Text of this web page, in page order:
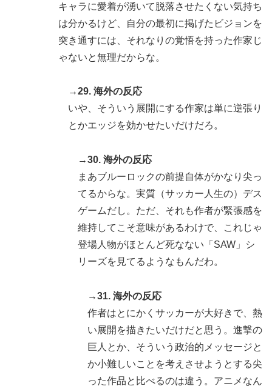
キャラに愛着が湧いて脱落させたくない気持ち
は分かるけど、自分の最初に掲げたビジョンを
突き通すには、それなりの覚悟を持った作家じ
ゃないと無理だからな。
→29. 海外の反応
いや、そういう展開にする作家は単に逆張り
とかエッジを効かせたいだけだろ。
→30. 海外の反応
まあブルーロックの前提自体がかなり尖っ
てるからな。実質（サッカー人生の）デス
ゲームだし。ただ、それも作者が緊張感を
維持してこそ意味があるわけで、これじゃ
登場人物がほとんど死なない「SAW」シ
リーズを見てるようなもんだわ。
→31. 海外の反応
作者はとにかくサッカーが大好きで、熱
い展開を描きたいだけだと思う。進撃の
巨人とか、そういう政治的メッセージと
か小難しいことを考えさせようとする尖
った作品と比べるのは違う。アニメなん